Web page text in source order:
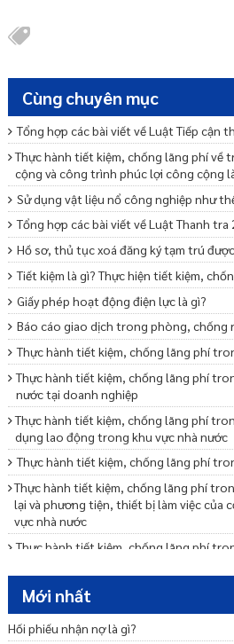
Cùng chuyên mục
Tổng hợp các bài viết về Luật Tiếp cận
Thực hành tiết kiệm, chống lãng phí về
cộng và công trình phúc lợi công cộng
Sử dụng vật liệu nổ công nghiệp như
Tổng hợp các bài viết về Luật Thanh tra
Hồ sơ, thủ tục xoá đăng ký tạm trú
Tiết kiệm là gì? Thực hiện tiết kiệm,
Giấy phép hoạt động điện lực là gì?
Báo cáo giao dịch trong phòng, chống
Thực hành tiết kiệm, chống lãng phí
Thực hành tiết kiệm, chống lãng phí
nước tại doanh nghiệp
Thực hành tiết kiệm, chống lãng phí
dụng lao động trong khu vực nhà nước
Thực hành tiết kiệm, chống lãng phí
Thực hành tiết kiệm, chống lãng phí
lại và phương tiện, thiết bị làm việc của
vực nhà nước
Thực hành tiết kiệm, chống lãng phí
Thực hành tiết kiệm, chống lãng phí
định mức, tiêu chuẩn, chế độ như thế
Xử lý thông tin phát hiện lãng phí như
Mới nhất
Hối phiếu nhận nợ là gì?